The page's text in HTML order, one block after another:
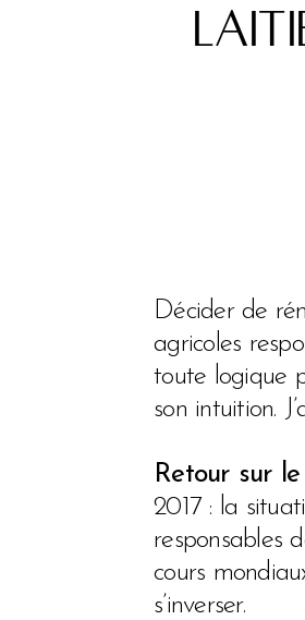
Décider de
agricoles
toute logique
son intuition.
Retour sur
2017 : la
responsables
cours
s’inverser.